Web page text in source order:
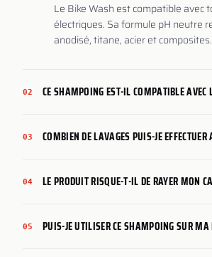
Le Bike Wash est compatible avec
électriques. Sa formule pH neutre
anodisé, titane, acier et composites.
02 CE SHAMPOING EST-IL COMPATIBLE
03 COMBIEN DE LAVAGES PUIS-JE
04 LE PRODUIT RISQUE-T-IL DE RAYER MON
05 PUIS-JE UTILISER CE SHAMPOING SUR